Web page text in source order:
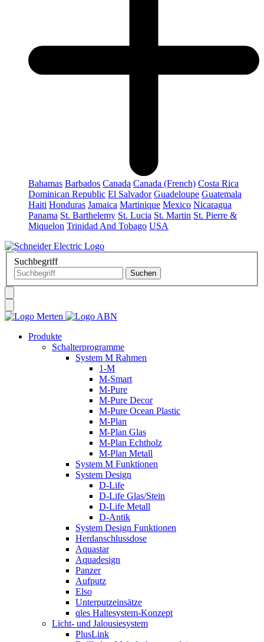
Bahamas Barbados Canada Canada (French) Costa Rica
Dominican Republic El Salvador Guadeloupe Guatemala
Haiti Honduras Jamaica Martinique Mexico Nicaragua
Panama St. Barthelemy St. Lucia St. Martin St. Pierre &
Miquelon Trinidad And Tobago USA
Suchbegriff
Produkte
Schalterprogramme
System M Rahmen
1-M
M-Smart
M-Pure
M-Pure Decor
M-Pure Ocean Plastic
M-Plan
M-Plan Glas
M-Plan Echtholz
M-Plan Metall
System M Funktionen
System Design
D-Life
D-Life Glas/Stein
D-Life Metall
D-Antik
System Design Funktionen
Herdanschlussdose
Aquastar
Aquadesign
Panzer
Aufputz
Elso
Unterputzeinsätze
qles Haltesystem-Konzept
Licht- und Jalousiesystem
PlusLink